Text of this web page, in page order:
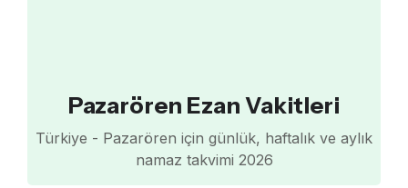
Pazarören Ezan Vakitleri
Türkiye - Pazarören için günlük, haftalık ve aylık
namaz takvimi 2026